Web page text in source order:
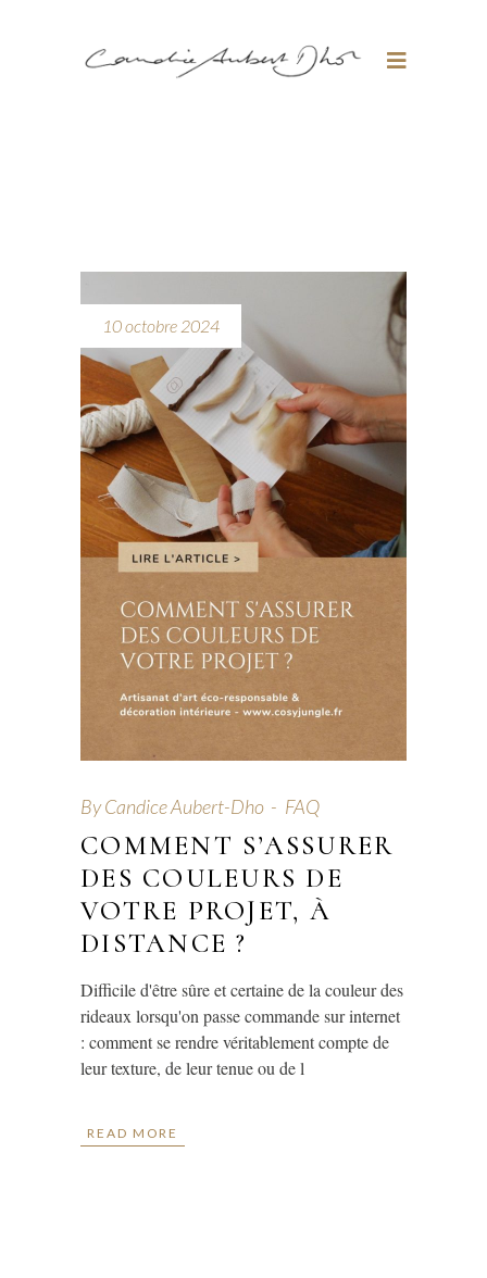
10 octobre 2024
ByCandice Aubert-Dho FAQ
COMMENT S’ASSURER
DES COULEURS DE
VOTRE PROJET, À
DISTANCE ?
Difficile d'être sûre et certaine de la couleur des
rideaux lorsqu'on passe commande sur internet
: comment se rendre véritablement compte de
leur texture, de leur tenue ou de l
READ MORE